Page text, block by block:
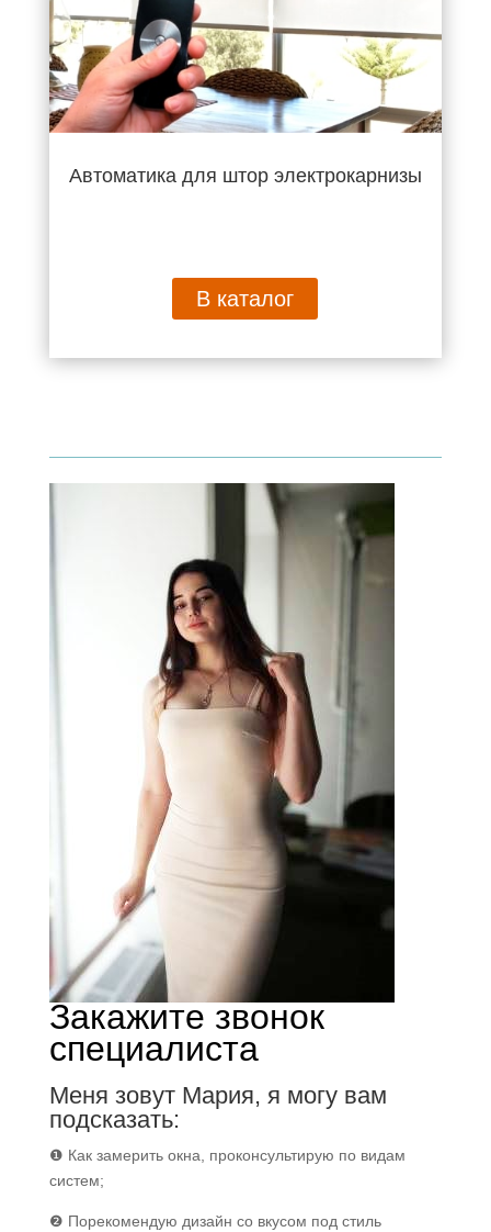
Автоматика для штор электрокарнизы
В каталог
Закажите звонок
специалиста
Меня зовут Мария, я могу вам
подсказать:
❶ Как замерить окна, проконсультирую по видам
систем;
❷ Порекомендую дизайн со вкусом под стиль